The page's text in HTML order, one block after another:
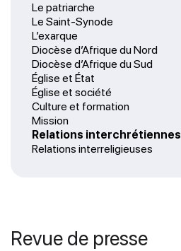
Le patriarche
Le Saint-Synode
L’exarque
Diocèse d’Afrique du Nord
Diocèse d’Afrique du Sud
Église et État
Église et société
Culture et formation
Mission
Relations interchrétiennes
Relations interreligieuses
Revue de presse